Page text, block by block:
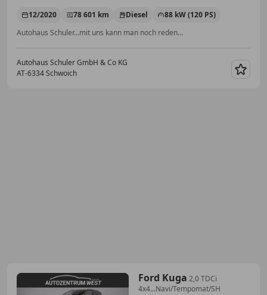
12/2020 78 601 km Diesel
88 kW (120 PS)
Autohaus Schuler...mit uns kann man noch reden...
Autohaus Schuler GmbH & Co KG
AT-6334 Schwoich
Ford Kuga 2,0 TDCi
4x4...Navi/Tempomat/SH